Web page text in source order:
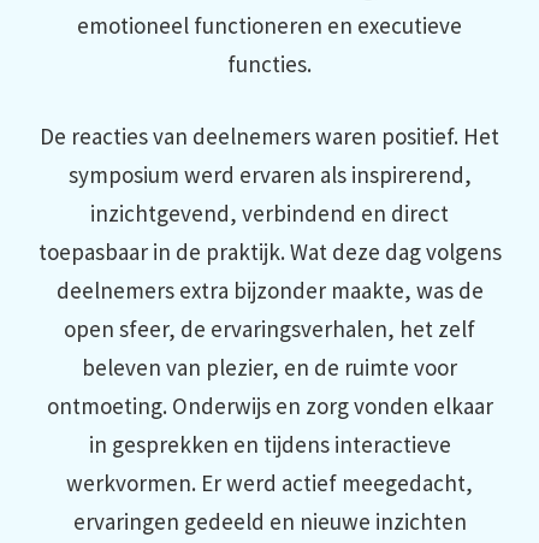
emotioneel functioneren en executieve
functies.
De reacties van deelnemers waren positief. Het
symposium werd ervaren als inspirerend,
inzichtgevend, verbindend en direct
toepasbaar in de praktijk. Wat deze dag volgens
deelnemers extra bijzonder maakte, was de
open sfeer, de ervaringsverhalen, het zelf
beleven van plezier, en de ruimte voor
ontmoeting. Onderwijs en zorg vonden elkaar
in gesprekken en tijdens interactieve
werkvormen. Er werd actief meegedacht,
ervaringen gedeeld en nieuwe inzichten